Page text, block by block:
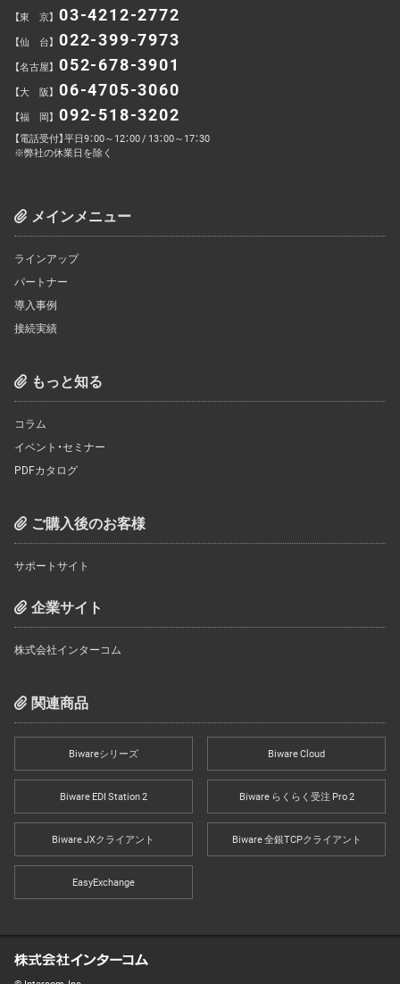
【東 京】 03-4212-2772
【仙 台】 022-399-7973
【名古屋】 052-678-3901
【大 阪】 06-4705-3060
【福 岡】 092-518-3202
【電話受付】平日9：00～12：00 / 13：00～17：30
※弊社の休業日を除く
メインメニュー
ラインアップ
パートナー
導入事例
接続実績
もっと知る
コラム
イベント・セミナー
PDFカタログ
ご購入後のお客様
サポートサイト
企業サイト
株式会社インターコム
関連商品
Biwareシリーズ Biware Cloud
Biware EDI Station 2 Biware らくらく受注 Pro 2
Biware JXクライアント Biware 全銀TCPクライアント
EasyExchange